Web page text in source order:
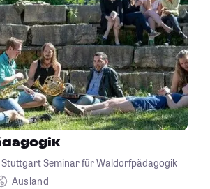
Stuttgart Seminar für Waldorfpädagogik
Ausland